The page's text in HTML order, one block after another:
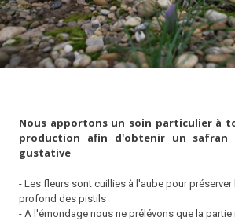
Nous apportons un soin particulier à
production afin d'obtenir un safran
gustative
- Les fleurs sont cuillies à l'aube pour
profond des pistils
- A l'émondage nous ne prélévons que la